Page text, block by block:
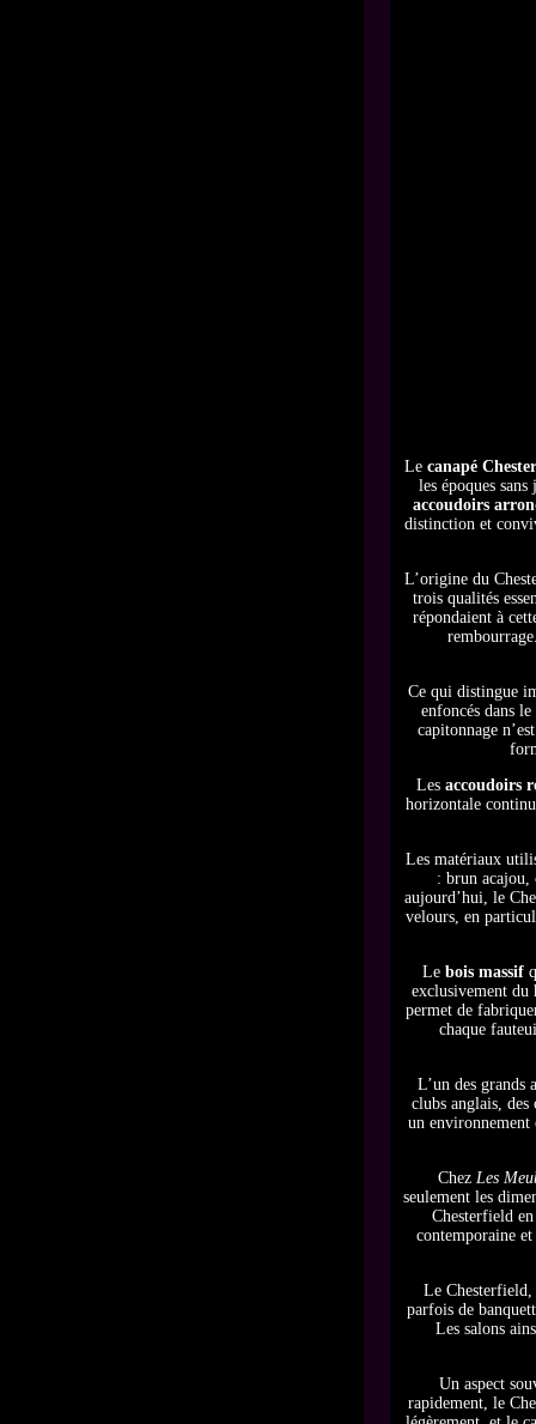
Le canapé
les époques
accoudoirs
distinction et
L’origine du
trois qualités
répondaient à
Ce qui distingue
enfoncés dans
capitonnage
Les accoudoirs
horizontale
Les matériaux
: brun acajou,
aujourd’hui, le
velours, en
Le bois massif
exclusivement du
permet de
chaque
L’un des grands
clubs anglais, des
un environnement
Chez Les
seulement les
Chesterfield
contemporaine
Le Chesterfield,
parfois de
Les salons
Un aspect
rapidement, le